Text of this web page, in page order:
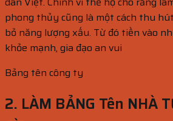
phong thủy cũng là một cách thu
bỏ năng lượng xấu. Từ đó tiền vào
khỏe mạnh, gia đạo an vui
Bảng tên công ty
2. LÀM BẢNG Tên NHÀ